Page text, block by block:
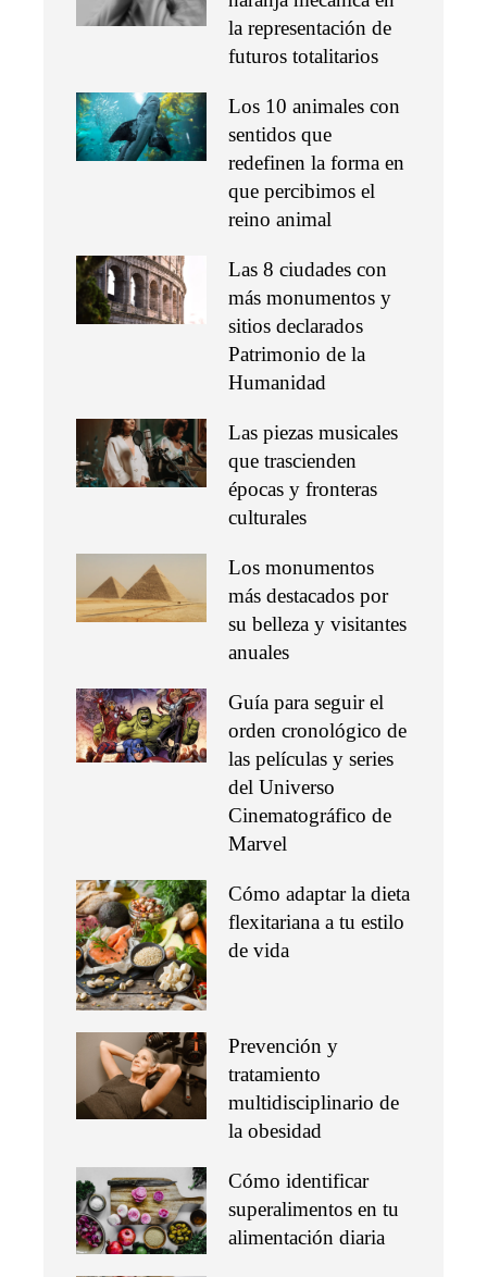
la representación de
futuros totalitarios
Los 10 animales con
sentidos que
redefinen la forma en
que percibimos el
reino animal
Las 8 ciudades con
más monumentos y
sitios declarados
Patrimonio de la
Humanidad
Las piezas musicales
que trascienden
épocas y fronteras
culturales
Los monumentos
más destacados por
su belleza y visitantes
anuales
Guía para seguir el
orden cronológico de
las películas y series
del Universo
Cinematográfico de
Marvel
Cómo adaptar la dieta
flexitariana a tu estilo
de vida
Prevención y
tratamiento
multidisciplinario de
la obesidad
Cómo identificar
superalimentos en tu
alimentación diaria